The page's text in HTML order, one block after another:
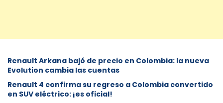
Renault Arkana bajó de precio en Colombia: la nueva
Evolution cambia las cuentas
Renault 4 confirma su regreso a Colombia convertido
en SUV eléctrico: ¡es oficial!